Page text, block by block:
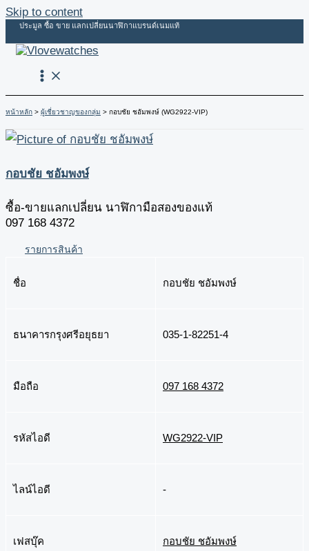
Skip to content
ประมูล ซื้อ ขาย แลกเปลี่ยนนาฬิกาแบรนด์เนมแท้
หน้าหลัก ผู้เชี่ยวชาญของกลุ่ม กอบชัย ชอัมพงษ์ (WG2922-VIP)
กอบชัย ชอัมพงษ์
ซื้อ-ขายแลกเปลี่ยน นาฬิกามือสองของแท้
097 168 4372
รายการสินค้า
ชื่อ กอบชัย ชอัมพงษ์
ธนาคารกรุงศรีอยุธยา 035-1-82251-4
มือถือ 097 168 4372
รหัสไอดี WG2922-VIP
ไลน์ไอดี -
เฟสบุ๊ค กอบชัย ชอัมพงษ์